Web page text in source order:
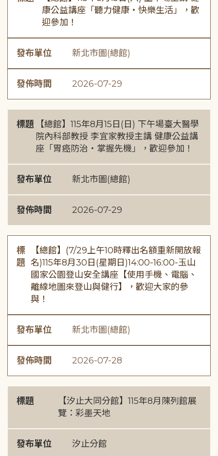
康公益講座「聽力健康・快樂生活」，歡
迎參加！
發布單位 新北市圖(總館)
發佈時間 2026-07-29
標題
【總館】115年8月15日(日) 下午場臺大醫學
院內科部教授 李宜家教授主講 健康公益講
座「胃癌防治・掌握先機」，歡迎參加！
發布單位 新北市圖(總館)
發佈時間 2026-07-29
標
題
【總館】(7/29上午10時釋出名額重新開放報
名)115年8月30日(星期日)14:00-16:00-玉山
國家公園登山安全講座【使用手機、電腦、
離線地圖來登山與健行】，歡迎大家的參
與！
發布單位 新北市圖(總館)
發佈時間 2026-07-28
標題
【汐止大同分館】115年8月陳列館展
覽：彩墨天地
發布單位 汐止分館